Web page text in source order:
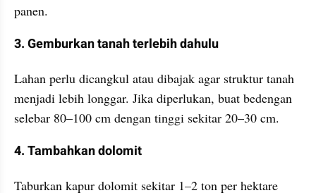
panen.
3. Gemburkan tanah terlebih dahulu
Lahan perlu dicangkul atau dibajak agar struktur tanah
menjadi lebih longgar. Jika diperlukan, buat bedengan
selebar 80–100 cm dengan tinggi sekitar 20–30 cm.
4. Tambahkan dolomit
Taburkan kapur dolomit sekitar 1–2 ton per hektare